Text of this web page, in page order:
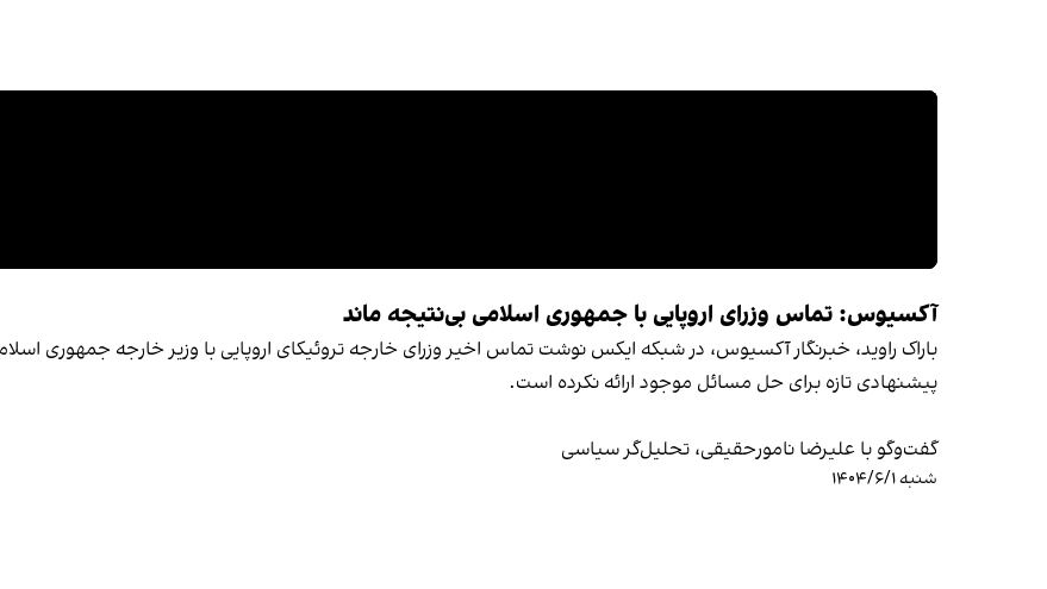
آکسیوس: تماس وزرای اروپایی با جمهوری اسلامی بی‌نتیجه ماند
باراک راوید، خبرنگار آکسیوس، در شبکه ایکس نوشت تماس اخیر وزرای خارجه تروئیکای اروپایی با وزیر خارجه جمهوری
پیشنهادی تازه برای حل مسائل موجود ارائه نکرده است.
گفت‌وگو با علیرضا نامورحقیقی، تحلیل‌گر سیاسی
شنبه ۱۴۰۴/۶/۱